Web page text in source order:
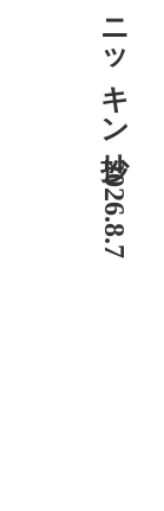
ニッキン抄 2026.8.7